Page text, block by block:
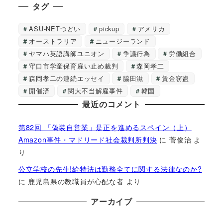
タグ
ASU-NETつどい pickup
アメリカ
オーストラリア
ニュージーランド
ヤマハ英語講師ユニオン
争議行為
労働組合
守口市学童保育雇い止め裁判
森岡孝二
森岡孝二の連続エッセイ
脇田滋
賃金窃盗
開催済
関大不当解雇事件 韓国
最近のコメント
第82回 「偽装自営業」是正を進めるスペイン（上）
Amazon事件・マドリード社会裁判所判決 に菅俊治 よ
り
公立学校の先生!給特法は勤務全てに関する法律なのか?
に 鹿児島県の教職員が心配な者 より
アーカイブ